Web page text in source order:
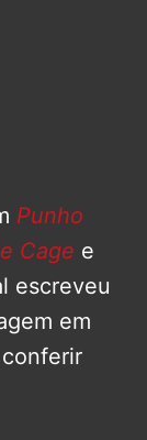
Punho
Cage e
escreveu
em